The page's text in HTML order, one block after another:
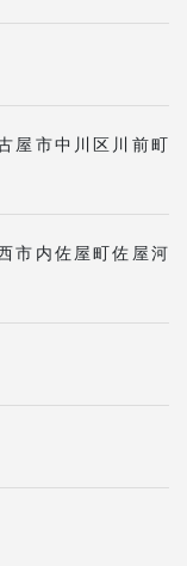
屋市中川区川前町
市内佐屋町佐屋河